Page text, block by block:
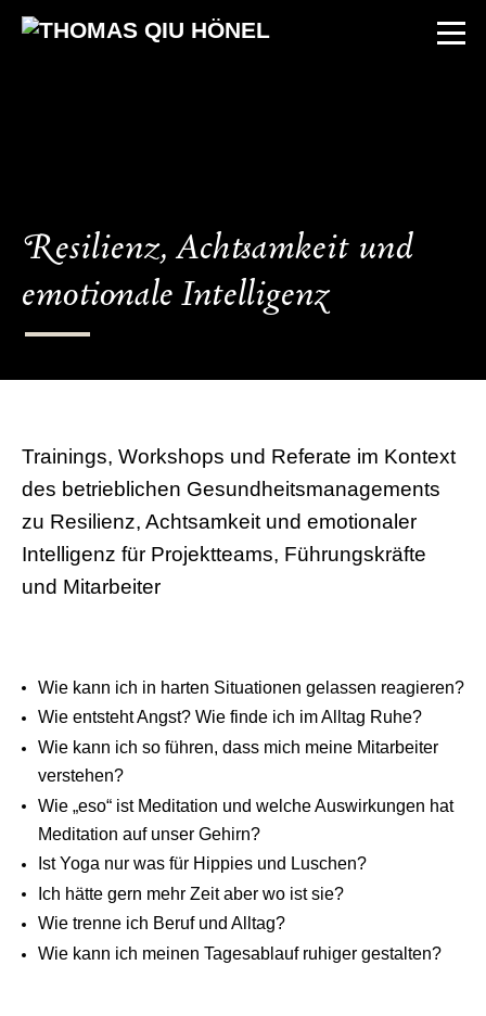
Resilienz, Achtsamkeit und
emotionale Intelligenz
Trainings, Workshops und Referate im Kontext
des betrieblichen Gesundheitsmanagements
zu Resilienz, Achtsamkeit und emotionaler
Intelligenz für Projektteams, Führungskräfte
und Mitarbeiter
Wie kann ich in harten Situationen gelassen reagieren?
Wie entsteht Angst? Wie finde ich im Alltag Ruhe?
Wie kann ich so führen, dass mich meine Mitarbeiter
verstehen?
Wie „eso“ ist Meditation und welche Auswirkungen hat
Meditation auf unser Gehirn?
Ist Yoga nur was für Hippies und Luschen?
Ich hätte gern mehr Zeit aber wo ist sie?
Wie trenne ich Beruf und Alltag?
Wie kann ich meinen Tagesablauf ruhiger gestalten?